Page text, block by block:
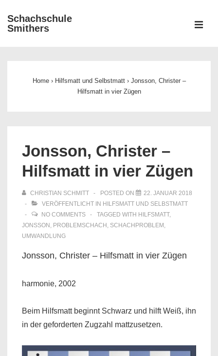
Zum
Inhalt
Schachschule
Smithers
Home › Hilfsmatt und Selbstmatt › Jonsson, Christer –
Hilfsmatt in vier Zügen
Jonsson, Christer –
Hilfsmatt in vier Zügen
CHRISTIAN SCHMITT POSTED ON
22. JANUAR 2018
VERÖFFENTLICHT IN HILFSMATT UND SELBSTMATT
NO COMMENTS
TAGGED WITH HILFSMATT,
JONSSON , PROBLEMSCHACH , SCHACHPROBLEM ,
UMWANDLUNG
Jonsson, Christer – Hilfsmatt in vier Zügen
harmonie, 2002
Beim Hilfsmatt beginnt Schwarz und hilft Weiß, ihn
in der geforderten Zugzahl mattzusetzen.